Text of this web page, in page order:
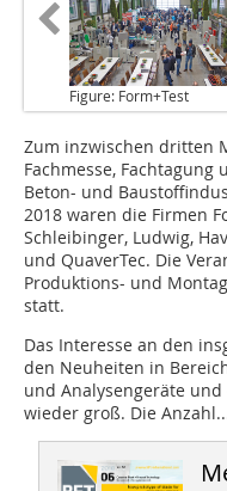
Figure: Form+Test
Zum inzwischen dritten
Fachmesse,
Beton- und
2018 waren die Firmen
Schleibinger, Ludwig,
und QuaverTec. Die
Produktions- und
statt.
Das Interesse an den
den Neuheiten in
und Analysengeräte
wieder groß. Die